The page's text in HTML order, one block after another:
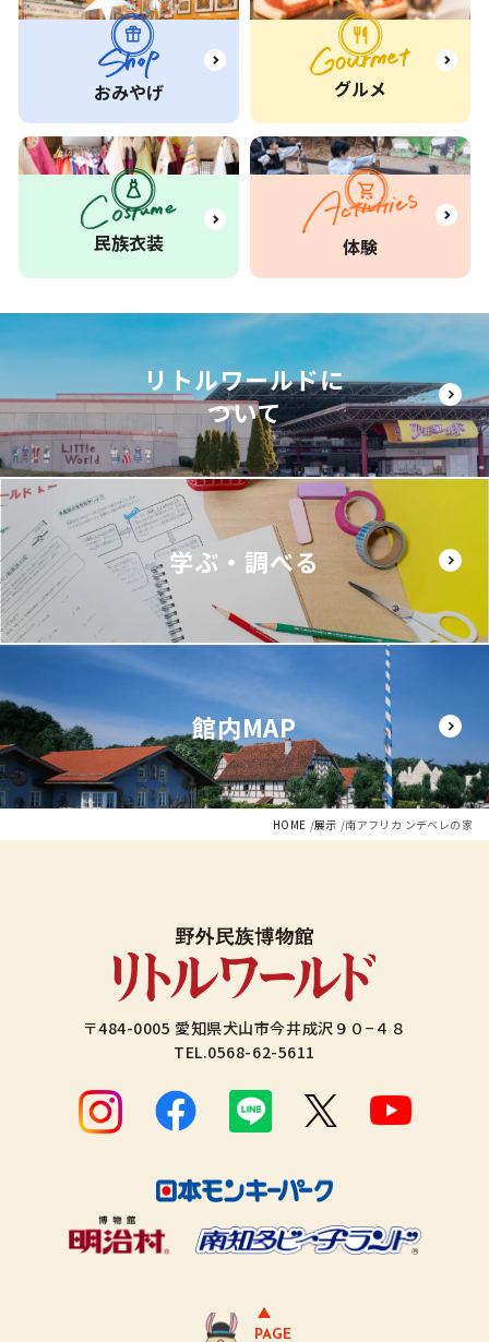
グルメ
おみやげ
民族衣装 体験
リトルワールドに
ついて
学ぶ・調べる
館内MAP
HOME 展示 南アフリカ ンデベレの家
〒484-0005 愛知県犬山市今井成沢９０−４８
TEL.0568-62-5611
PAGE